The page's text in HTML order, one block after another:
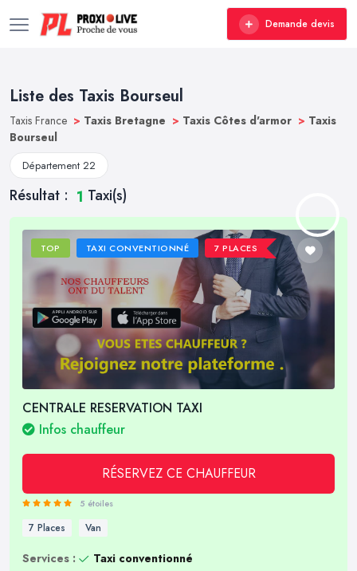
Demande devis
Liste des Taxis Bourseul
Taxis France > Taxis Bretagne > Taxis Côtes d'armor > Taxis
Bourseul
Département 22
Résultat : 1 Taxi(s)
TOP TAXI CONVENTIONNÉ 7 PLACES
CENTRALE RESERVATION TAXI
Infos chauffeur
RÉSERVEZ CE CHAUFFEUR
5 étoiles
7 Places Van
Services :
Taxi conventionné